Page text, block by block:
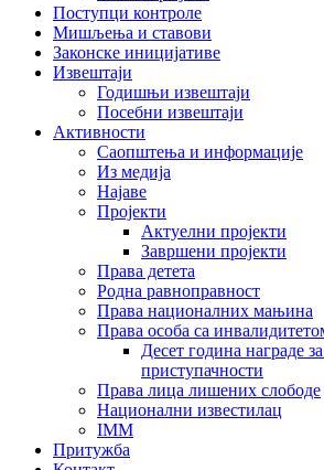
Поступци контроле
Мишљења и ставови
Законске иницијативе
Извештаји
Годишњи извештаји
Посебни извештаји
Активности
Саопштења и информације
Из медија
Најаве
Пројекти
Актуелни пројекти
Завршени пројекти
Права детета
Родна равноправност
Права националних мањина
Права особа са
Десет година награде
приступачности
Права лица лишених слободе
Национални известилац
IMM
Притужба